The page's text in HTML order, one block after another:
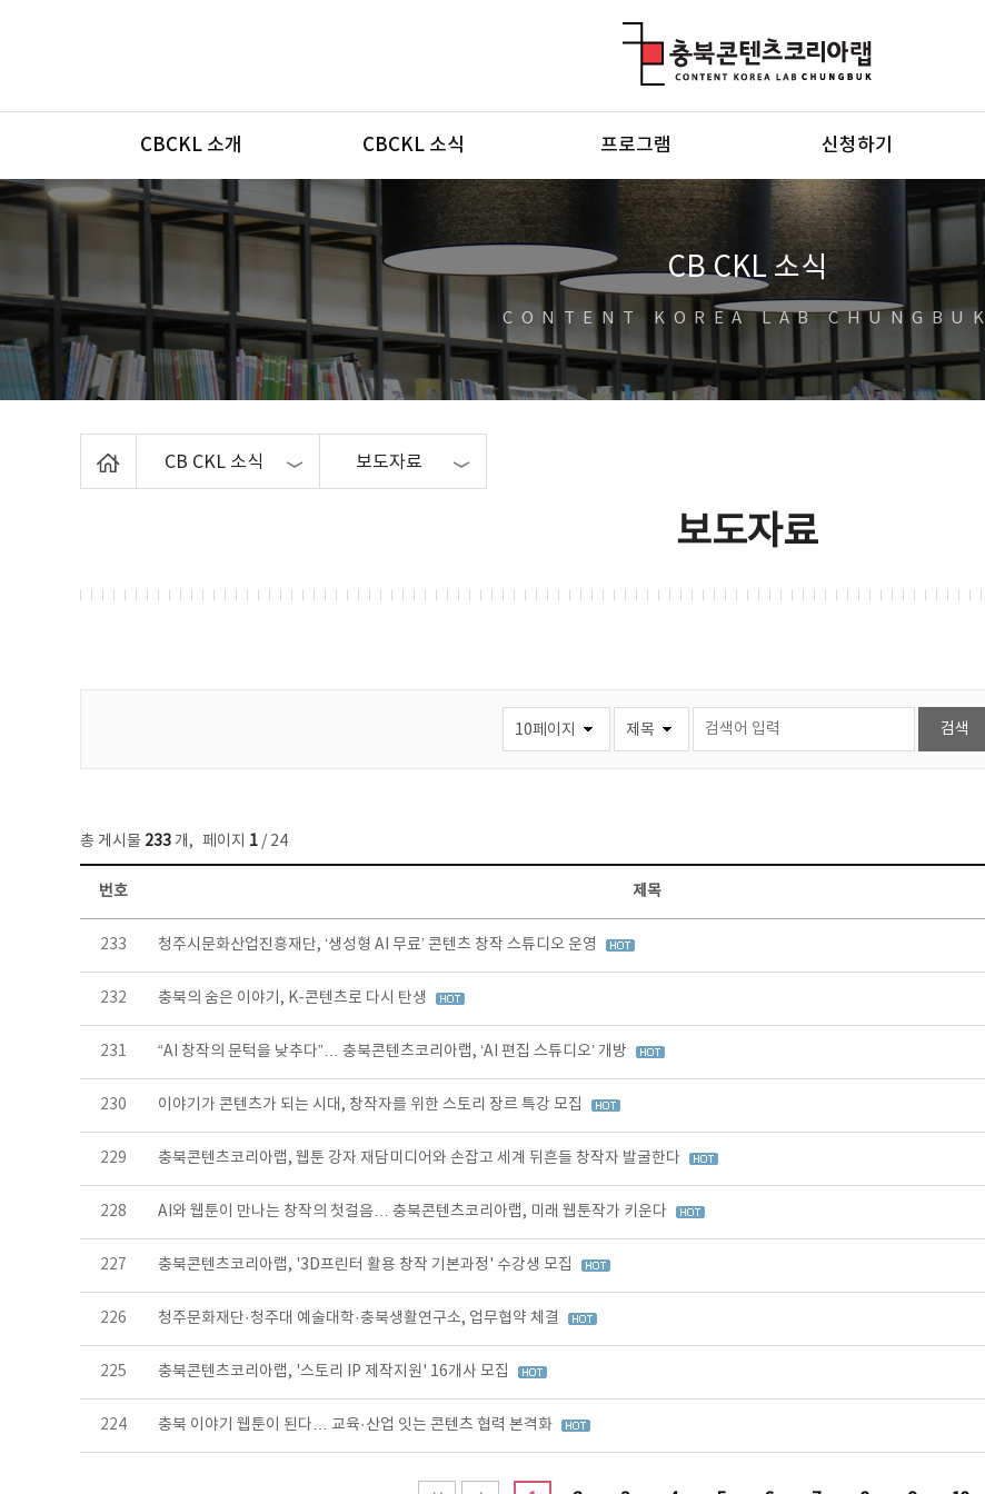
메뉴
CBCKL 소개 CBCKL 소식 프로그램 신청하기
CB CKL 소식
CONTENT KOREA LAB CHUNGBUK
CB CKL 소식 보도자료
보도자료
총 게시물 233 개, 페이지 1 / 24
보도자료 목록 - 번호, 제목, 작성자, 파일, 조회수, 작성일 정보 제공
번호 제목
233 청주시문화산업진흥재단, ‘생성형 AI 무료’ 콘텐츠 창작 스튜디오 운영
232 충북의 숨은 이야기, K-콘텐츠로 다시 탄생
231 “AI 창작의 문턱을 낮추다”… 충북콘텐츠코리아랩, ‘AI 편집 스튜디오’ 개방
230 이야기가 콘텐츠가 되는 시대, 창작자를 위한 스토리 장르 특강 모집
229 충북콘텐츠코리아랩, 웹툰 강자 재담미디어와 손잡고 세계 뒤흔들 창작자 발굴한다
228 AI와 웹툰이 만나는 창작의 첫걸음… 충북콘텐츠코리아랩, 미래 웹툰작가 키운다
227 충북콘텐츠코리아랩, '3D프린터 활용 창작 기본과정' 수강생 모집
226 청주문화재단·청주대 예술대학·충북생활연구소, 업무협약 체결
225 충북콘텐츠코리아랩, '스토리 IP 제작지원' 16개사 모집
224 충북 이야기 웹툰이 된다… 교육·산업 잇는 콘텐츠 협력 본격화